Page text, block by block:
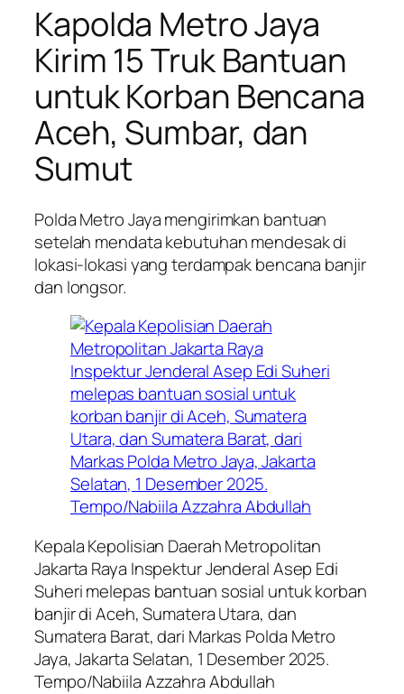
Kapolda Metro Jaya
Kirim 15 Truk Bantuan
untuk Korban Bencana
Aceh, Sumbar, dan
Sumut
Polda Metro Jaya mengirimkan bantuan
setelah mendata kebutuhan mendesak di
lokasi-lokasi yang terdampak bencana banjir
dan longsor.
Kepala Kepolisian Daerah Metropolitan
Jakarta Raya Inspektur Jenderal Asep Edi
Suheri melepas bantuan sosial untuk korban
banjir di Aceh, Sumatera Utara, dan
Sumatera Barat, dari Markas Polda Metro
Jaya, Jakarta Selatan, 1 Desember 2025.
Tempo/Nabiila Azzahra Abdullah